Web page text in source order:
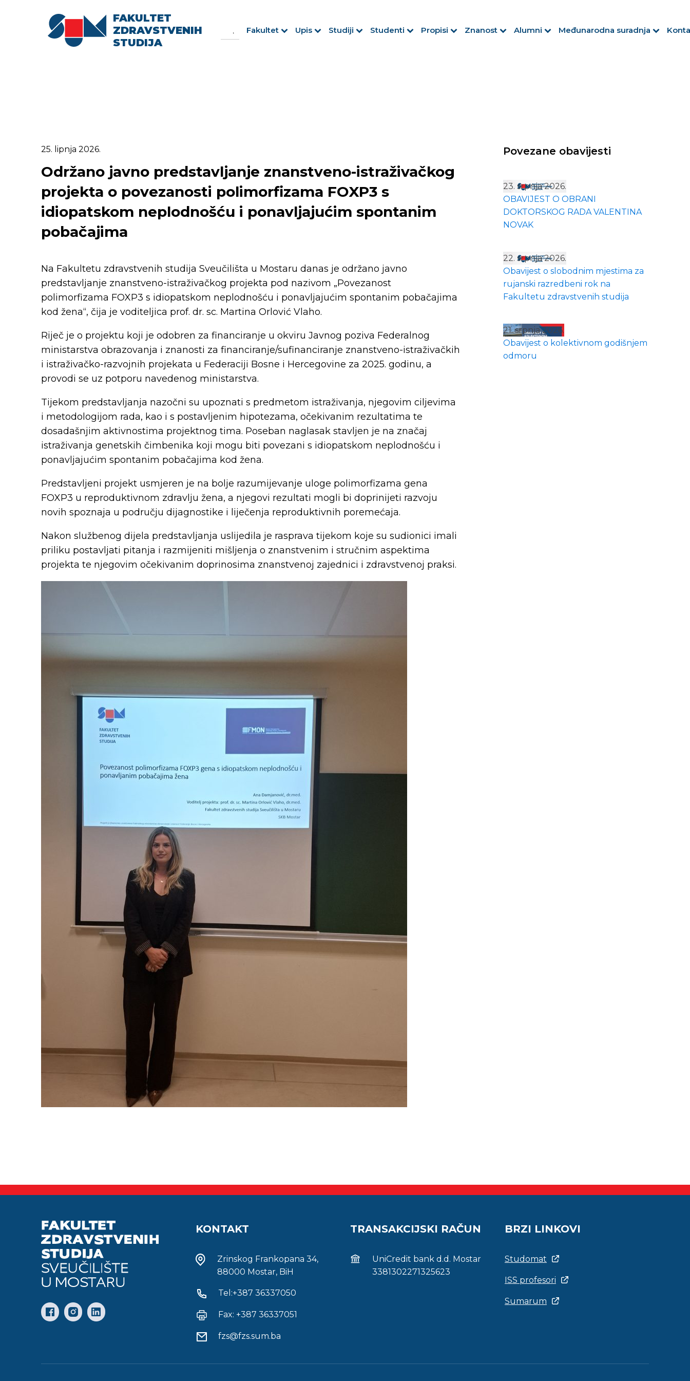
FAKULTET
ZDRAVSTVENIH
STUDIJA
for:
Fakultet Upis Studiji Studenti Propisi Znanost Alumni Međunarodna suradnja
25. lipnja 2026.
Održano javno predstavljanje znanstveno-istraživačkog
projekta o povezanosti polimorfizama FOXP3 s
idiopatskom neplodnošću i ponavljajućim spontanim
pobačajima
Na Fakultetu zdravstvenih studija Sveučilišta u Mostaru danas je održano javno
predstavljanje znanstveno-istraživačkog projekta pod nazivom „Povezanost
polimorfizama FOXP3 s idiopatskom neplodnošću i ponavljajućim spontanim pobačajima
kod žena“, čija je voditeljica prof. dr. sc. Martina Orlović Vlaho.
Riječ je o projektu koji je odobren za financiranje u okviru Javnog poziva Federalnog
ministarstva obrazovanja i znanosti za financiranje/sufinanciranje znanstveno-istraživačkih
i istraživačko-razvojnih projekata u Federaciji Bosne i Hercegovine za 2025. godinu, a
provodi se uz potporu navedenog ministarstva.
Tijekom predstavljanja nazočni su upoznati s predmetom istraživanja, njegovim ciljevima
i metodologijom rada, kao i s postavljenim hipotezama, očekivanim rezultatima te
dosadašnjim aktivnostima projektnog tima. Poseban naglasak stavljen je na značaj
istraživanja genetskih čimbenika koji mogu biti povezani s idiopatskom neplodnošću i
ponavljajućim spontanim pobačajima kod žena.
Predstavljeni projekt usmjeren je na bolje razumijevanje uloge polimorfizama gena
FOXP3 u reproduktivnom zdravlju žena, a njegovi rezultati mogli bi doprinijeti razvoju
novih spoznaja u području dijagnostike i liječenja reproduktivnih poremećaja.
Nakon službenog dijela predstavljanja uslijedila je rasprava tijekom koje su sudionici imali
priliku postavljati pitanja i razmijeniti mišljenja o znanstvenim i stručnim aspektima
projekta te njegovim očekivanim doprinosima znanstvenoj zajednici i zdravstvenoj praksi.
Povezane obavijesti
23. srpnja 2026.
OBAVIJEST O OBRANI
DOKTORSKOG RADA VALENTINA
NOVAK
22. srpnja 2026.
Obavijest o slobodnim mjestima za
rujanski razredbeni rok na
Fakultetu zdravstvenih studija
21. srpnja 2026.
Obavijest o kolektivnom godišnjem
odmoru
KONTAKT
Zrinskog Frankopana 34,
88000 Mostar, BiH
Tel:+387 36337050
Fax: +387 36337051
fzs@fzs.sum.ba
TRANSAKCIJSKI RAČUN
UniCredit bank d.d. Mostar
3381302271325623
BRZI LINKOVI
Studomat
ISS profesori
Sumarum